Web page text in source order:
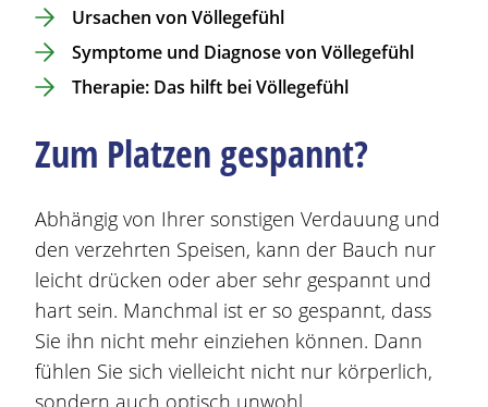
Ursachen von Völlegefühl
Symptome und Diagnose von Völlegefühl
Therapie: Das hilft bei Völlegefühl
Zum Platzen gespannt?
Abhängig von Ihrer sonstigen Verdauung und
den verzehrten Speisen, kann der Bauch nur
leicht drücken oder aber sehr gespannt und
hart sein. Manchmal ist er so gespannt, dass
Sie ihn nicht mehr einziehen können. Dann
fühlen Sie sich vielleicht nicht nur körperlich,